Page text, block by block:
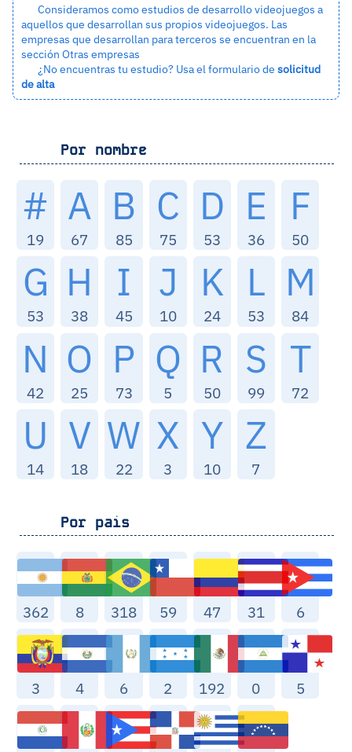
Consideramos como estudios de desarrollo videojuegos a
aquellos que desarrollan sus propios videojuegos. Las
empresas que desarrollan para terceros se encuentran en la
sección Otras empresas
¿No encuentras tu estudio? Usa el formulario de solicitud
de alta
Por nombre
#
19
A
67
B
85
C
75
D
53
E
36
F
50
G
53
H
38
I
45
J
10
K
24
L
53
M
84
N
42
O
25
P
73
Q
5
R
50
S
99
T
72
U
14
V
18
W
22
X
3
Y
10
Z
7
Por pais
362 8 318 59 47 31 6
3 4 6 2 192 0 5